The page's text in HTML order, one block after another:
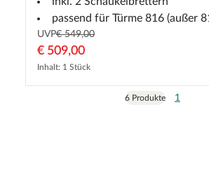
passend für Türme 816 (außer
UVP€ 549,00
€ 509,00
Inhalt: 1 Stück
6 Produkte 1